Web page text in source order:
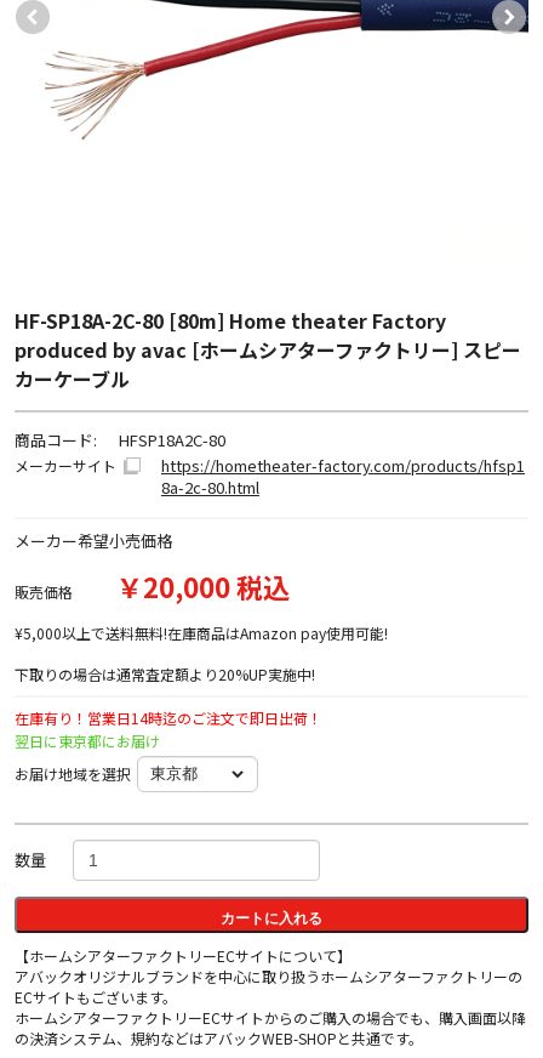
HF-SP18A-2C-80 [80m] Home theater Factory
produced by avac [ホームシアターファクトリー] スピー
カーケーブル
商品コード: HFSP18A2C-80
メーカーサイト
https://hometheater-factory.com/products/hfsp1
8a-2c-80.html
メーカー希望小売価格
販売価格 ￥20,000 税込
¥5,000以上で送料無料!在庫商品はAmazon pay使用可能!
下取りの場合は通常査定額より20%UP実施中!
在庫有り！営業日14時迄のご注文で即日出荷！
翌日に東京都にお届け
お届け地域を選択
数量
カートに入れる
【ホームシアターファクトリーECサイトについて】
アバックオリジナルブランドを中心に取り扱うホームシアターファクトリーの
ECサイトもございます。
ホームシアターファクトリーECサイトからのご購入の場合でも、購入画面以降
の決済システム、規約などはアバックWEB-SHOPと共通です。